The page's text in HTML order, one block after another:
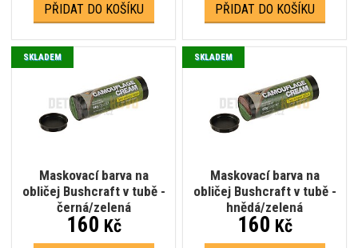
PŘIDAT DO KOŠÍKU PŘIDAT DO KOŠÍKU
Maskovací barva na
obličej Bushcraft v tubě -
černá/zelená
SKLADEM
160 Kč
Maskovací barva na
obličej Bushcraft v tubě -
hnědá/zelená
SKLADEM
160 Kč